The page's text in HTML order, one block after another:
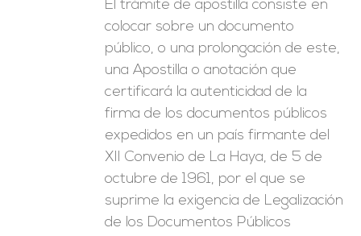
El trámite de apostilla consiste en
colocar sobre un documento
público, o una prolongación de este,
una Apostilla o anotación que
certificará la autenticidad de la
firma de los documentos públicos
expedidos en un país firmante del
XII Convenio de La Haya, de 5 de
octubre de 1961, por el que se
suprime la exigencia de Legalización
de los Documentos Públicos